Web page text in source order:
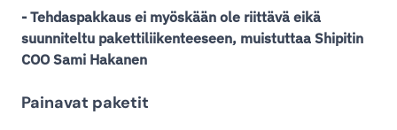
- Tehdaspakkaus ei myöskään ole riittävä eikä
suunniteltu pakettiliikenteeseen, muistuttaa Shipitin
COO Sami Hakanen
Painavat paketit